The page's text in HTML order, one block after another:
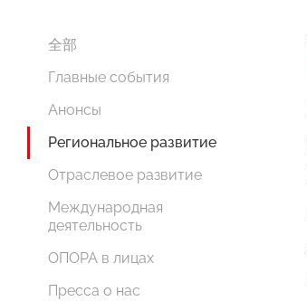
全部
Главные события
Анонсы
Региональное развитие
Отраслевое развитие
Международная
деятельность
ОПОРА в лицах
Пресса о нас